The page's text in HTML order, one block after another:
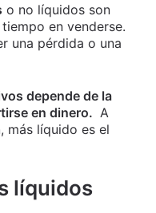
o no líquidos son
en venderse.
una pérdida o una
depende de la
en dinero. A
más líquido es el
líquidos